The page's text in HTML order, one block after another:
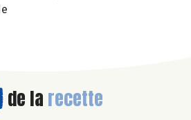
de la recette